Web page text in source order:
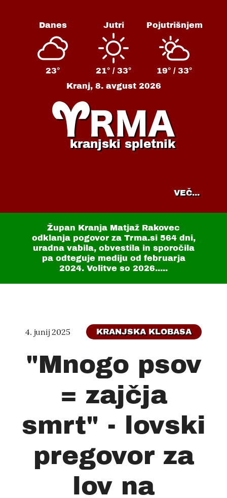
Danes
23°
Jutri
21° / 33°
Pojutrišnjem
19° / 33°
Kranj, 8. avgust 2026
kranjski spletnik
VEČ...
Župan Kranja Matjaž Rakovec
odklanja pogovor za Trma.si 564 dni,
uradna vabila, obvestila in sporočila
pa odteguje mediju od februarja
2024. Volitve so 2026.....
4. junij 2025 KRANJSKA KLOBASA
"Mnogo psov
= zajčja
smrt" - lovski
pregovor za
lov na